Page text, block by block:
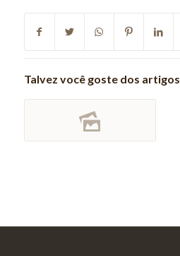
Talvez você goste dos artigos